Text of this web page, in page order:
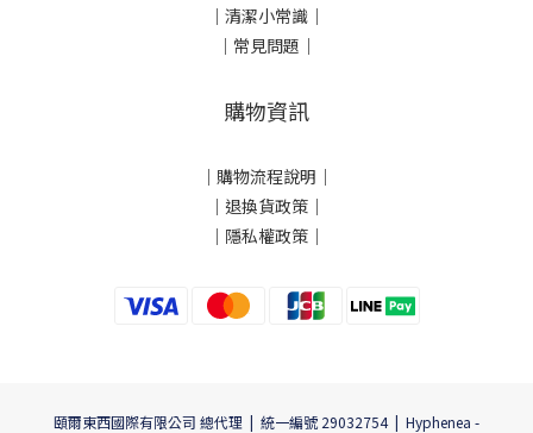
｜清潔小常識｜
｜常見問題｜
購物資訊
｜ 購物流程說明 ｜
｜ 退換貨政策 ｜
｜ 隱私權政策 ｜
頤爾東西國際有限公司 總代理 | 統一編號 29032754 | Hyphenea -